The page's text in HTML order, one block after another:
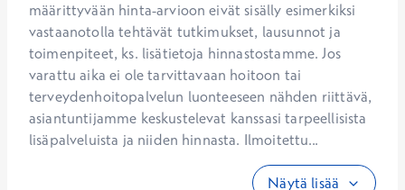
määrittyvään hinta-arvioon eivät sisälly esimerkiksi
vastaanotolla tehtävät tutkimukset, lausunnot ja
toimenpiteet, ks. lisätietoja hinnastostamme. Jos
varattu aika ei ole tarvittavaan hoitoon tai
terveydenhoitopalvelun luonteeseen nähden riittävä,
asiantuntijamme keskustelevat kanssasi tarpeellisista
lisäpalveluista ja niiden hinnasta. Ilmoitettu...
Näytä lisää